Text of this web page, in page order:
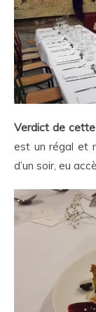
Verdict de
est un régal et
d’un soir, eu